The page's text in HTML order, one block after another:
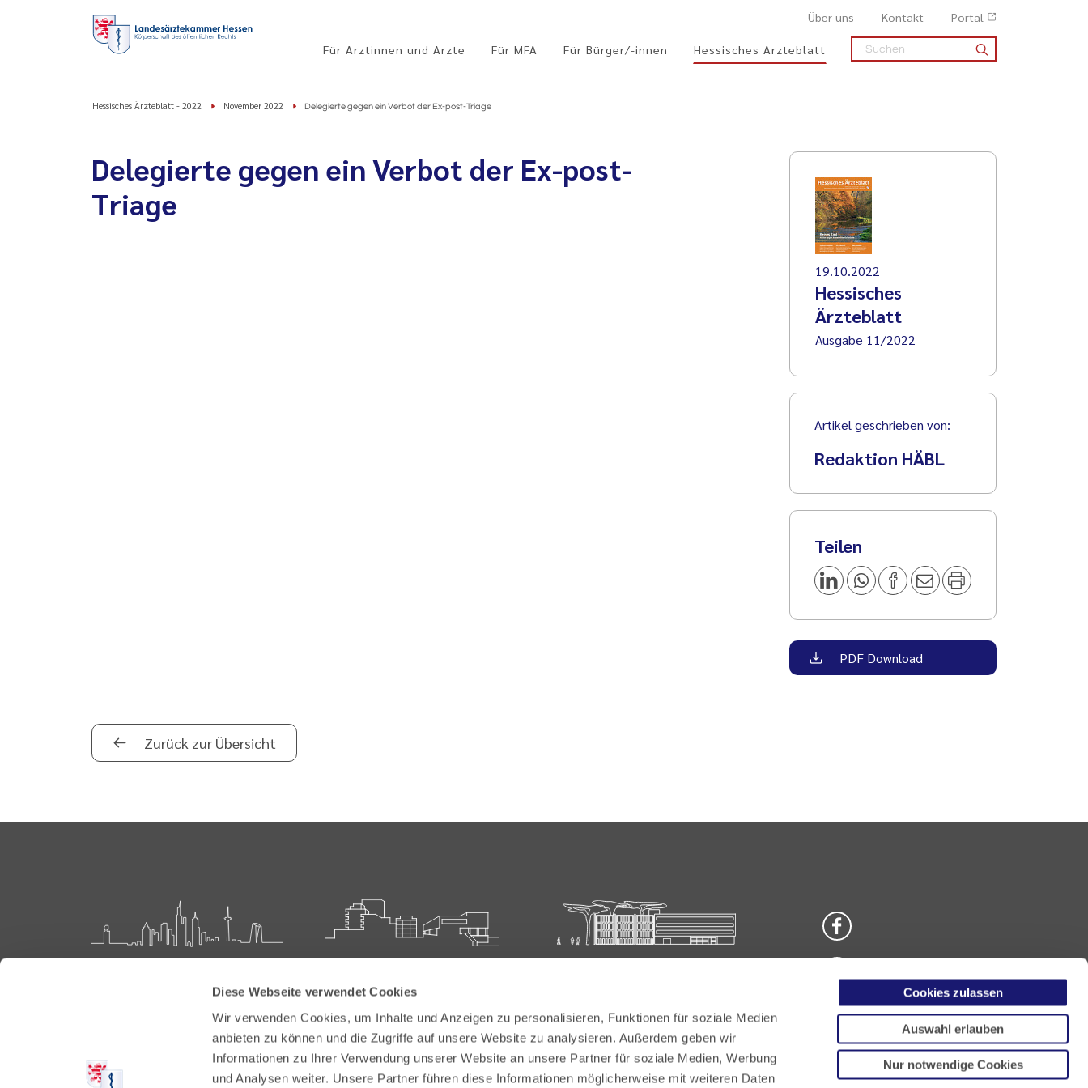
Diese Webseite verwendet Cookies
Wir verwenden Cookies, um Inhalte und Anzeigen zu personalisieren, Funktionen für soziale Medien
anbieten zu können und die Zugriffe auf unsere Website zu analysieren. Außerdem geben wir
Informationen zu Ihrer Verwendung unserer Website an unsere Partner für soziale Medien, Werbung
und Analysen weiter. Unsere Partner führen diese Informationen möglicherweise mit weiteren Daten
Cookies zulassen
Auswahl erlauben
Nur notwendige Cookies
Über uns Kontakt Portal
Für Ärztinnen und Ärzte Für MFA Für Bürger/-innen Hessisches Ärzteblatt
Hessisches Ärzteblatt - 2022 November 2022 Delegierte gegen ein Verbot der Ex-post-Triage
Delegierte gegen ein Verbot der Ex-post-
Triage
19.10.2022
Hessisches
Ärzteblatt
Ausgabe 11/2022
Artikel geschrieben von:
Redaktion HÄBL
Teilen
PDF Download
Zurück zur Übersicht
Postfach 60 05 66
60335 Frankfurt
Weiterbildung
61231 Bad Nauheim
Tel:+49 6032 782-200
61231 Bad Nauheim
Tel: +49 6032 782-100